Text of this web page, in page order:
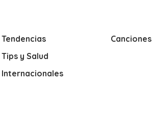
Tendencias
Tips y Salud
Internacionales
Canciones